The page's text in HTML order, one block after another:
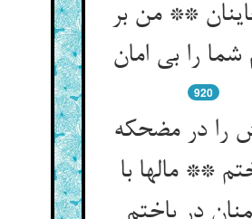
** من بر
شما را بی امان
920
را در مضحکه
** مالها با
در باختم